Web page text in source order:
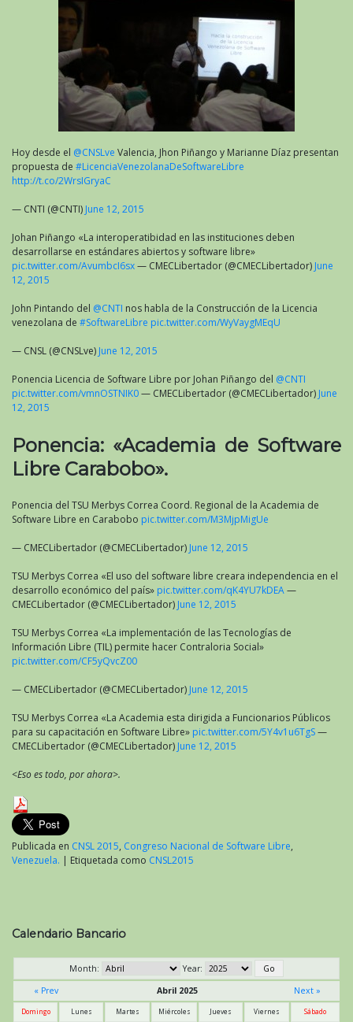
Hoy desde el @CNSLve Valencia, Jhon Piñango y Marianne Díaz presentan
propuesta de #LicenciaVenezolanaDeSoftwareLibre
http://t.co/2WrsIGryaC
— CNTI (@CNTI) June 12, 2015
Johan Piñango «La interoperatibidad en las instituciones deben
desarrollarse en estándares abiertos y software libre»
pic.twitter.com/AvumbcI6sx— CMECLibertador (@CMECLibertador) June
12, 2015
John Pintando del @CNTI nos habla de la Construcción de la Licencia
venezolana de #SoftwareLibre pic.twitter.com/WyVaygMEqU
— CNSL (@CNSLve) June 12, 2015
Ponencia Licencia de Software Libre por Johan Piñango del @CNTI
pic.twitter.com/vmnOSTNIK0— CMECLibertador (@CMECLibertador) June
12, 2015
Ponencia: «Academia de Software
Libre Carabobo».
Ponencia del TSU Merbys Correa Coord. Regional de la Academia de
Software Libre en Carabobo pic.twitter.com/M3MjpMigUe
— CMECLibertador (@CMECLibertador) June 12, 2015
TSU Merbys Correa «El uso del software libre creara independencia en el
desarrollo económico del país» pic.twitter.com/qK4YU7kDEA—
CMECLibertador (@CMECLibertador) June 12, 2015
TSU Merbys Correa «La implementación de las Tecnologías de
Información Libre (TIL) permite hacer Contraloria Social»
pic.twitter.com/CF5yQvcZ00
— CMECLibertador (@CMECLibertador) June 12, 2015
TSU Merbys Correa «La Academia esta dirigida a Funcionarios Públicos
para su capacitación en Software Libre» pic.twitter.com/5Y4v1u6TgS—
CMECLibertador (@CMECLibertador) June 12, 2015
<Eso es todo, por ahora>.
Publicada en CNSL 2015, Congreso Nacional de Software Libre,
Venezuela. | Etiquetada como CNSL2015
Calendario Bancario
Month:
Year:
« Prev
Abril 2025 Next »
Domingo Lunes Martes Miércoles Jueves Viernes Sábado